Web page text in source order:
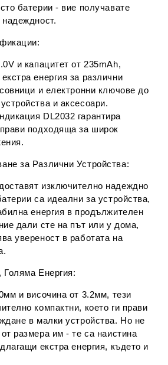
батерии - вие получавате
и капацитет от 235mAh,
енергия за различни
и електронни ключове до
и аксесоари.
DL2032 гарантира
подходяща за широк
за Различни Устройства:
изключително надеждно
са идеални за устройства,
енергия в продължителен
дали сте на път или у дома,
увереност в работата на
Голяма Енергия:
и височина от 3.2мм, тези
компактни, което ги прави
в малки устройства. Но не
размера им - те са наистина
екстра енергия, където и